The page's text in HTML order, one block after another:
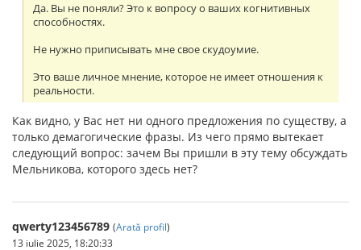
Да. Вы не поняли? Это к вопросу о ваших когнитивных
способностях.
Не нужно приписывать мне свое скудоумие.
Это ваше личное мнение, которое не имеет отношения к
реальности.
Как видно, у Вас нет ни одного предложения по существу, а
только демагогические фразы. Из чего прямо вытекает
следующий вопрос: зачем Вы пришли в эту тему обсуждать
Мельникова, которого здесь нет?
qwerty123456789 (Arată profil)
13 iulie 2025, 18:20:33